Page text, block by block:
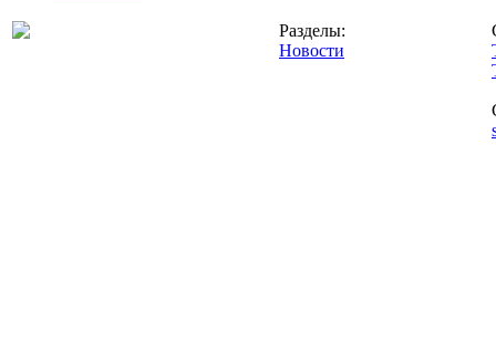
Разделы:
Новости